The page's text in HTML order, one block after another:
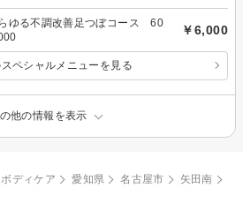
らゆる不調改善足つぼコース 60
￥6,000
ペシャルメニューを見る
他の情報を表示
ボディケア 愛知県 名古屋市
矢田南